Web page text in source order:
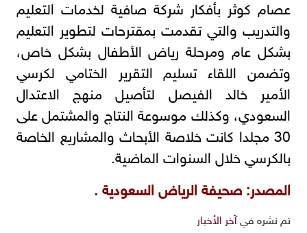
عصام كوثر بأفكار شركة صافية لخدمات التعليم
والتدريب والتي تقدمت بمقترحات لتطوير التعليم
بشكل عام ومرحلة رياض الأطفال بشكل خاص،
وتضمن اللقاء تسليم التقرير الختامي لكرسي
الأمير خالد الفيصل لتأصيل منهج الاعتدال
السعودي، وكذلك موسوعة النتاج والمشتمل على
30 مجلدا كانت خلاصة الأبحاث والمشاريع الخاصة
بالكرسي خلال السنوات الماضية.
المصدر: صحيفة الرياض السعودية .
تم نشره في آخر الأخبار